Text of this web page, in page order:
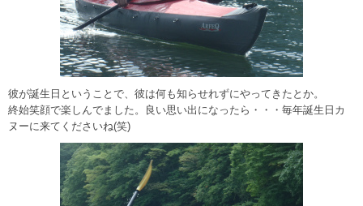
彼が誕生日ということで、彼は何も知らせれずにやってきたとか。
終始笑顔で楽しんでました。良い思い出になったら・・・毎年誕生日カ
ヌーに来てくださいね(笑)